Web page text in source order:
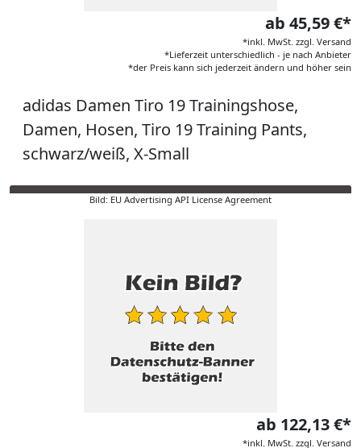
ab 45,59 €*
*inkl. MwSt. zzgl. Versand
*Lieferzeit unterschiedlich - je nach Anbieter
*der Preis kann sich jederzeit ändern und höher sein
adidas Damen Tiro 19 Trainingshose,
Damen, Hosen, Tiro 19 Training Pants,
schwarz/weiß, X-Small
Bild: EU Advertising API License Agreement
ab 122,13 €*
*inkl. MwSt. zzgl. Versand